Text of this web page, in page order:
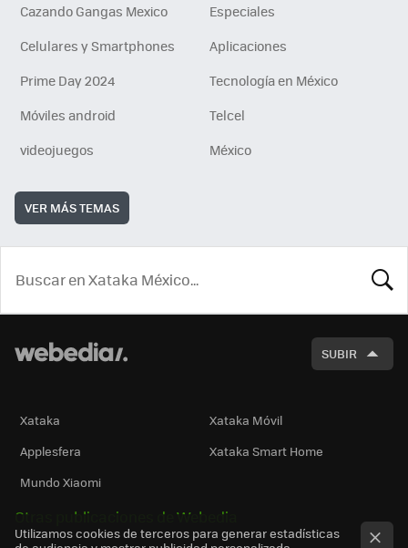
Cazando Gangas Mexico
Especiales
Celulares y Smartphones
Aplicaciones
Prime Day 2024
Tecnología en México
Móviles android
Telcel
videojuegos
México
VER MÁS TEMAS
SUBIR
Xataka
Xataka Móvil
Applesfera
Xataka Smart Home
Mundo Xiaomi
Otras publicaciones de Webedia
Utilizamos cookies de terceros para generar estadísticas